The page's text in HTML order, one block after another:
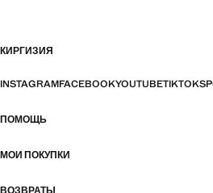
КИРГИЗИЯ
INSTAGRAMFACEBOOKYOUTUBETIKTOK
ПОМОЩЬ
МОИ ПОКУПКИ